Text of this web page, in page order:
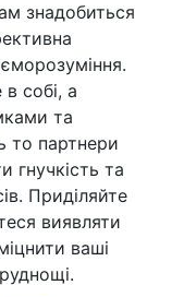
знадобиться
собі, а
та
то партнери
гнучкість та
Приділяйте
виявляти
ваші